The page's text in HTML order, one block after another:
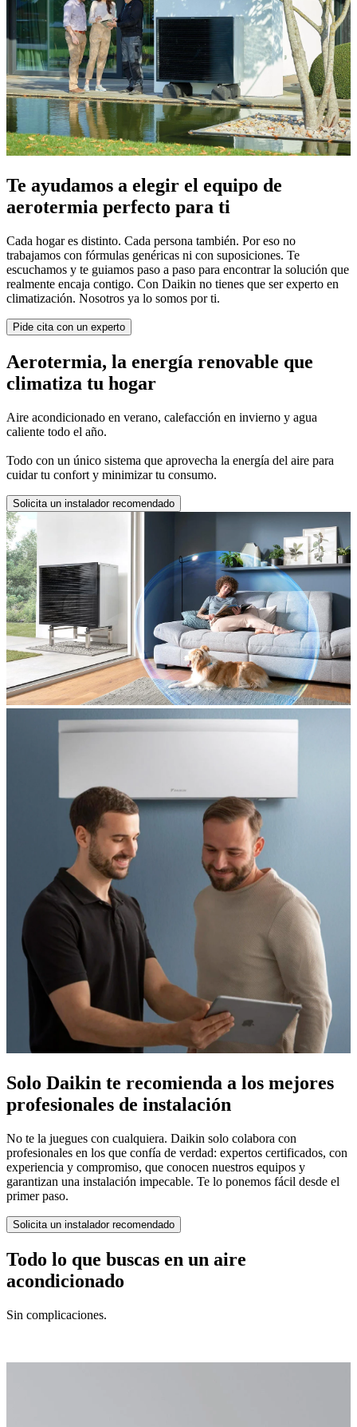
Te ayudamos a elegir el equipo de
aerotermia perfecto para ti
Cada hogar es distinto. Cada persona también. Por eso no
trabajamos con fórmulas genéricas ni con suposiciones. Te
escuchamos y te guiamos paso a paso para encontrar la solución que
realmente encaja contigo. Con Daikin no tienes que ser experto en
climatización. Nosotros ya lo somos por ti.
Pide cita con un experto
Aerotermia, la energía renovable que
climatiza tu hogar
Aire acondicionado en verano, calefacción en invierno y agua
caliente todo el año.
Todo con un único sistema que aprovecha la energía del aire para
cuidar tu confort y minimizar tu consumo.
Solicita un instalador recomendado
Solo Daikin te recomienda a los mejores
profesionales de instalación
No te la juegues con cualquiera. Daikin solo colabora con
profesionales en los que confía de verdad: expertos certificados, con
experiencia y compromiso, que conocen nuestros equipos y
garantizan una instalación impecable. Te lo ponemos fácil desde el
primer paso.
Solicita un instalador recomendado
Todo lo que buscas en un aire
acondicionado
Sin complicaciones.